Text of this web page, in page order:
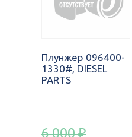
Плунжер 096400-
1330#, DIESEL
PARTS
6 000₽